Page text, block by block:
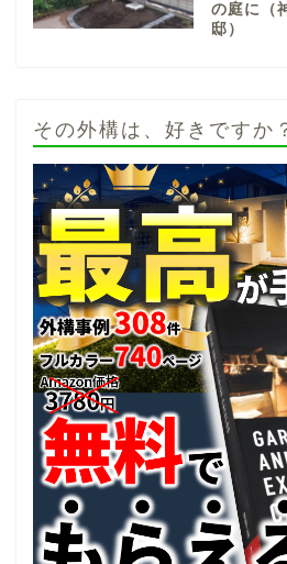
の庭に（
邸）
その外構は、好きですか